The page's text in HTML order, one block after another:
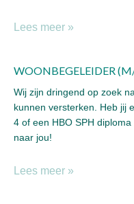
Lees meer »
WOONBEGELEIDER
Wij zijn dringend op zoek
kunnen versterken. Heb jij
4 of een HBO SPH
naar jou!
Lees meer »